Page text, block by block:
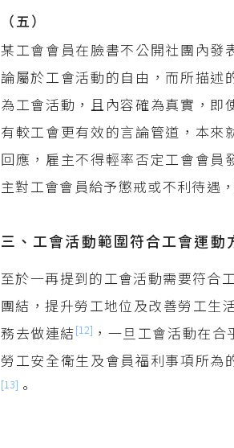
（五）
某工會會員在臉書不公開社團內發
論屬於工會活動的自由，而所描述
為工會活動，且內容確為真實，即
有較工會更有效的言論管道，本
回應，雇主不得輕率否定工會會員
主對工會會員給予懲戒或不利待遇
三、工會活動範圍符合工會運動
至於一再提到的工會活動需要符合
團結，提升勞工地位及改善勞工生
務去做連結[12] ，一旦工會活動在
勞工安全衛生及會員福利事項所為
[13] 。